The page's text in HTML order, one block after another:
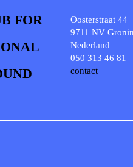
FOR
Oosterstraat 44
9711 NV
Nederland
050 313 46 81
contact